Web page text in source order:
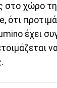
στο χώρο
ότι
έχει